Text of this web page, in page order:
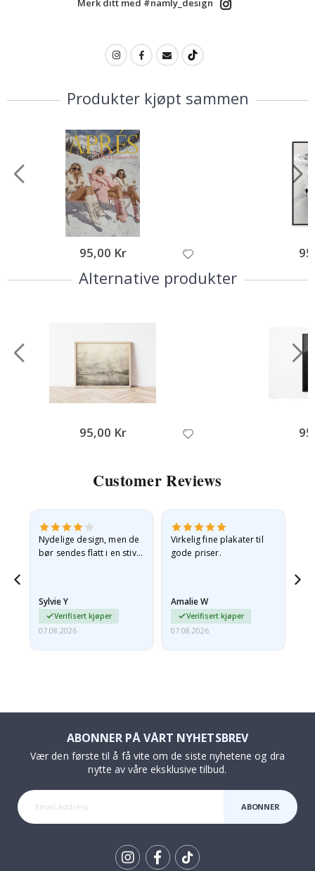
Merk ditt med #namly_design
Produkter kjøpt sammen
95,00 Kr
Alternative produkter
95,00 Kr
Customer Reviews
Nydelige design, men de
bør sendes flatt i en stiv
Sylvie Y
Verifisert kjøper
07.08.2026
Virkelig fine plakater til
gode priser.
Amalie W
Verifisert kjøper
07.08.2026
ABONNER PÅ VÅRT NYHETSBREV
Vær den første til å få vite om de siste nyhetene og dra
nytte av våre eksklusive tilbud.
ABONNER